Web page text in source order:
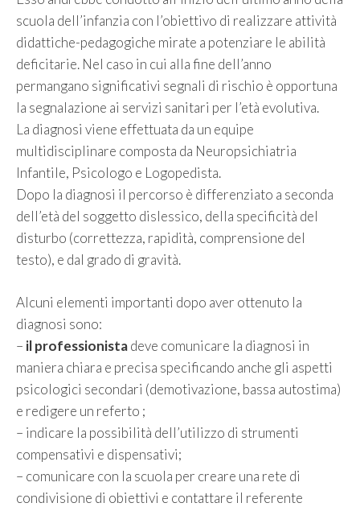
scuola dell’infanzia con l’obiettivo di realizzare attività
didattiche-pedagogiche mirate a potenziare le abilità
deficitarie. Nel caso in cui alla fine dell’anno
permangano significativi segnali di rischio è opportuna
la segnalazione ai servizi sanitari per l’età evolutiva.
La diagnosi viene effettuata da un equipe
multidisciplinare composta da Neuropsichiatria
Infantile, Psicologo e Logopedista.
Dopo la diagnosi il percorso è differenziato a seconda
dell’età del soggetto dislessico, della specificità del
disturbo (correttezza, rapidità, comprensione del
testo), e dal grado di gravità.
Alcuni elementi importanti dopo aver ottenuto la
diagnosi sono:
– il professionistadeve comunicare la diagnosi in
maniera chiara e precisa specificando anche gli aspetti
psicologici secondari (demotivazione, bassa autostima)
e redigere un referto ;
– indicare la possibilità dell’utilizzo di strumenti
compensativi e dispensativi;
– comunicare con la scuola per creare una rete di
condivisione di obiettivi e contattare il referente